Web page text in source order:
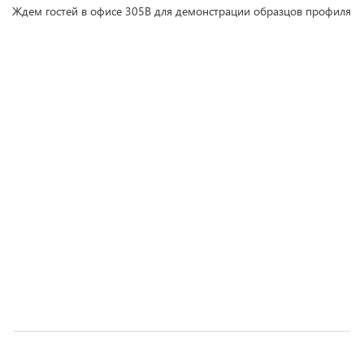
Ждем гостей в офисе 305В для демонстрации образцов профиля